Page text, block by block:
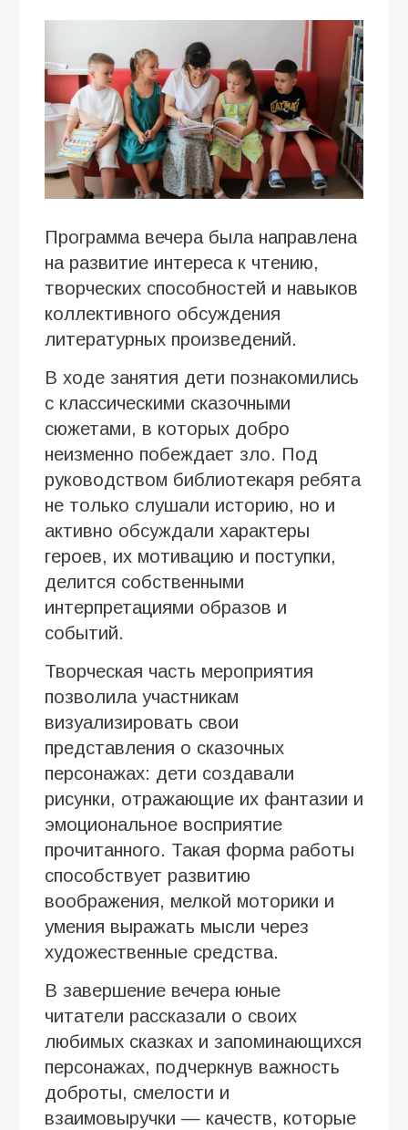
Программа вечера была направлена
на развитие интереса к чтению,
творческих способностей и навыков
коллективного обсуждения
литературных произведений.
В ходе занятия дети познакомились
с классическими сказочными
сюжетами, в которых добро
неизменно побеждает зло. Под
руководством библиотекаря ребята
не только слушали историю, но и
активно обсуждали характеры
героев, их мотивацию и поступки,
делится собственными
интерпретациями образов и
событий.
Творческая часть мероприятия
позволила участникам
визуализировать свои
представления о сказочных
персонажах: дети создавали
рисунки, отражающие их фантазии и
эмоциональное восприятие
прочитанного. Такая форма работы
способствует развитию
воображения, мелкой моторики и
умения выражать мысли через
художественные средства.
В завершение вечера юные
читатели рассказали о своих
любимых сказках и запоминающихся
персонажах, подчеркнув важность
доброты, смелости и
взаимовыручки — качеств, которые